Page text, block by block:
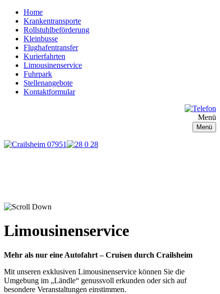
Home
Krankentransporte
Rollstuhlbeförderung
Kleinbusse
Flughafentransfer
Kurierfahrten
Limousinenservice
Fuhrpark
Stellenangebote
Kontaktformular
Menü
Menü
Limousinenservice
Mehr als nur eine Autofahrt –Cruisen durch Crailsheim
Mit unseren exklusiven Limousinenservice können Sie die
Umgebung im „Ländle“ genussvoll erkunden oder sich auf
besondere Veranstaltungen einstimmen.